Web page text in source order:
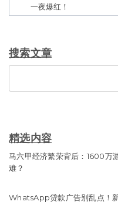
一夜爆红！
搜索文章
精选内容
马六甲经济繁荣背后：1600万
难？
WhatsApp贷款广告别乱点！